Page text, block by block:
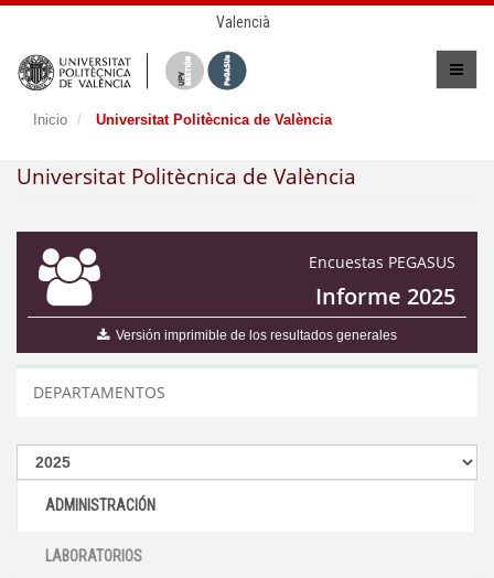
Valencià
Inicio Universitat Politècnica de València
Universitat Politècnica de València
Encuestas PEGASUS
Informe 2025
Versión imprimible de los resultados generales
DEPARTAMENTOS
ADMINISTRACIÓN
LABORATORIOS